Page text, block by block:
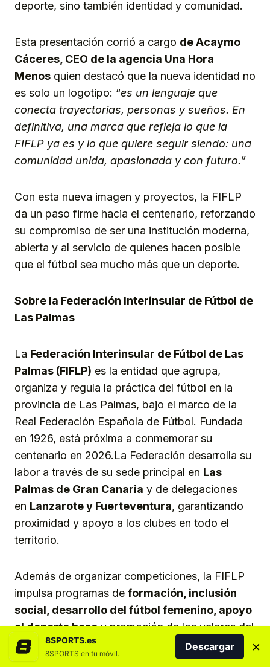
deporte, sino también identidad y comunidad.
Esta presentación corrió a cargo de Acaymo
Cáceres, CEO de la agencia Una Hora
Menos quien destacó que la nueva identidad no
es solo un logotipo: “es un lenguaje que
conecta trayectorias, personas y sueños. En
definitiva, una marca que refleja lo que la
FIFLP ya es y lo que quiere seguir siendo: una
comunidad unida, apasionada y con futuro.”
Con esta nueva imagen y proyectos, la FIFLP
da un paso firme hacia el centenario, reforzando
su compromiso de ser una institución moderna,
abierta y al servicio de quienes hacen posible
que el fútbol sea mucho más que un deporte.
Sobre la Federación Interinsular de Fútbol de
Las Palmas
La Federación Interinsular de Fútbol de Las
Palmas (FIFLP) es la entidad que agrupa,
organiza y regula la práctica del fútbol en la
provincia de Las Palmas, bajo el marco de la
Real Federación Española de Fútbol. Fundada
en 1926, está próxima a conmemorar su
centenario en 2026.La Federación desarrolla su
labor a través de su sede principal en Las
Palmas de Gran Canaria y de delegaciones
en Lanzarote y Fuerteventura, garantizando
proximidad y apoyo a los clubes en todo el
territorio.
Además de organizar competiciones, la FIFLP
impulsa programas de formación, inclusión
social, desarrollo del fútbol femenino, apoyo
al deporte basey promoción de los valores del
deporte como herramienta educativa y
comunitaria.
8SPORTS.es
8SPORTS en tu móvil.
Descargar ×